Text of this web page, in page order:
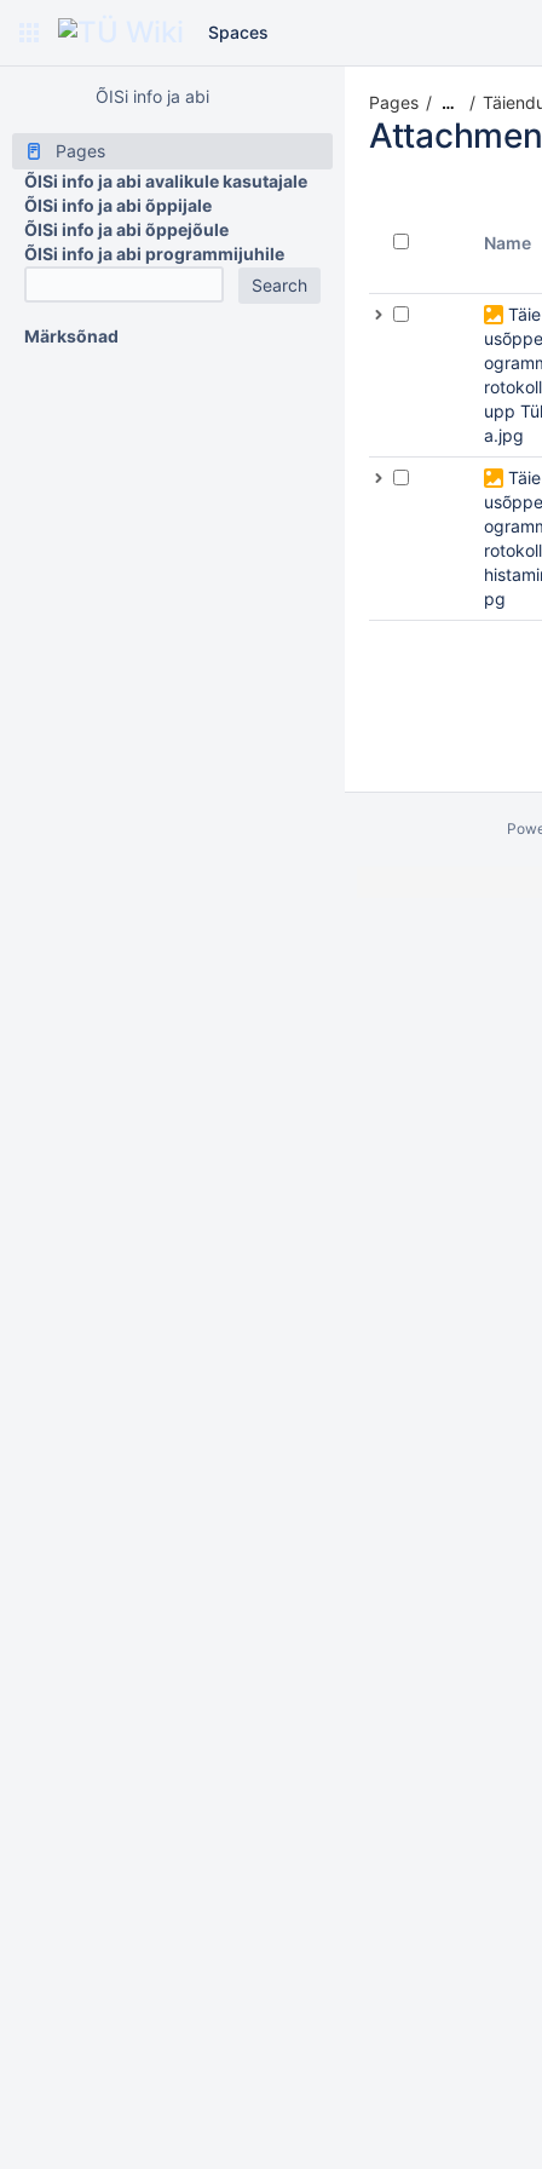
Spaces
ÕISi info ja abi
Pages
ÕISi info ja abi avalikule kasutajale
ÕISi info ja abi õppijale
ÕISi info ja abi õppejõule
ÕISi info ja abi programmijuhile
Märksõnad
Pages …
Name
upp
a.jpg
pg